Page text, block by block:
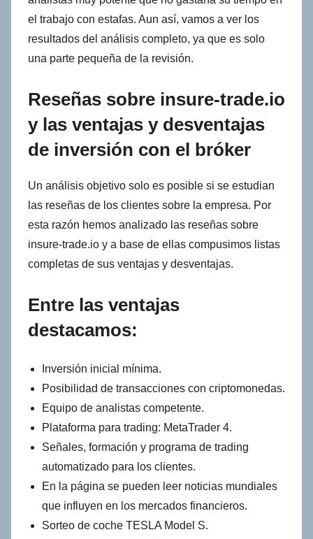
el trabajo con estafas. Aun así, vamos a ver los
resultados del análisis completo, ya que es solo
una parte pequeña de la revisión.
Reseñas sobre insure-trade.io
y las ventajas y desventajas
de inversión con el bróker
Un análisis objetivo solo es posible si se estudian
las reseñas de los clientes sobre la empresa. Por
esta razón hemos analizado las reseñas sobre
insure-trade.io y a base de ellas compusimos listas
completas de sus ventajas y desventajas.
Entre las ventajas
destacamos:
Inversión inicial mínima.
Posibilidad de transacciones con criptomonedas.
Equipo de analistas competente.
Plataforma para trading: MetaTrader 4.
Señales, formación y programa de trading
automatizado para los clientes.
En la página se pueden leer noticias mundiales
que influyen en los mercados financieros.
Sorteo de coche TESLA Model S.